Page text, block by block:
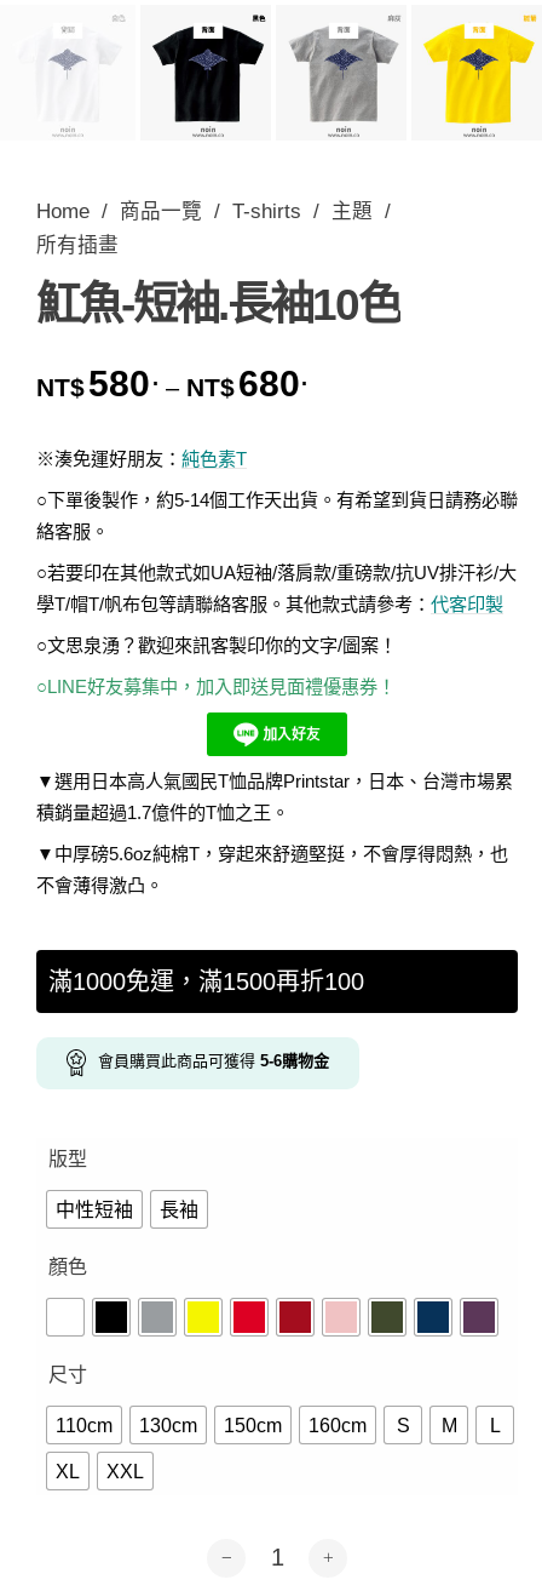
Home / 商品一覽 / T-shirts / 主題 /
所有插畫
魟魚-短袖.長袖10色
NT$580 . – NT$680.
※湊免運好朋友： 純色素T
○下單後製作，約5-14個工作天出貨。有希望到貨日請務必聯
絡客服。
○若要印在其他款式如UA短袖/落肩款/重磅款/抗UV排汗衫/大
學T/帽T/帆布包等請聯絡客服。其他款式請參考： 代客印製
○文思泉湧？歡迎來訊客製印你的文字/圖案！
○LINE好友募集中，加入即送見面禮優惠券！
▼選用日本高人氣國民T恤品牌Printstar，日本、台灣市場累
積銷量超過1.7億件的T恤之王。
▼中厚磅5.6oz純棉T，穿起來舒適堅挺，不會厚得悶熱，也
不會薄得激凸。
滿1000免運，滿1500再折100
會員購買此商品可獲得 5-6購物金
版型
中性短袖 長袖
顏色
尺寸
110cm 130cm 150cm 160cm S M L
XL XXL
魟魚-短袖.長袖10色 數量